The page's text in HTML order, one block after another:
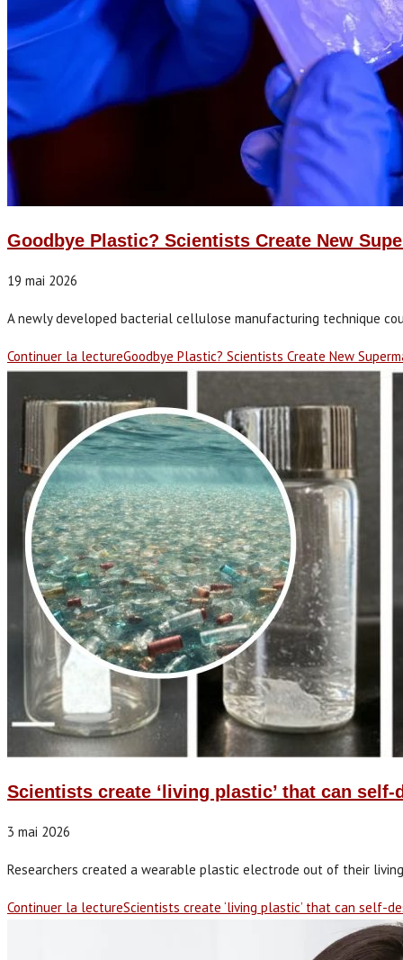
Goodbye Plastic? Scientists Create New
19 mai 2026
A newly developed bacterial cellulose manufacturing technique
Continuer la lectureGoodbye Plastic? Scientists Create New
Scientists create ‘living plastic’ that can
3 mai 2026
Researchers created a wearable plastic electrode out of their
Continuer la lectureScientists create ‘living plastic’ that can self-